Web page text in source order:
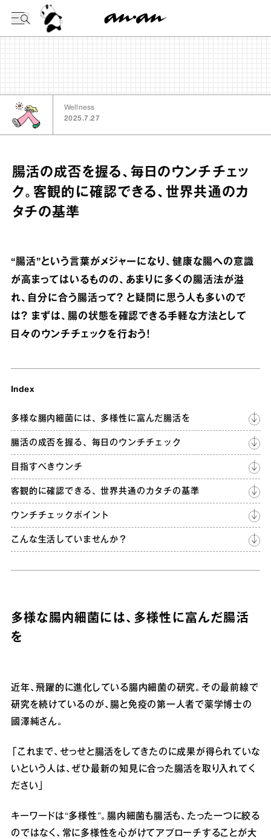
Wellness
2025.7.27
腸活の成否を握る、毎日のウンチチェッ
ク。客観的に確認できる、世界共通のカ
タチの基準
“腸活”という言葉がメジャーになり、健康な腸への意識
が高まってはいるものの、あまりに多くの腸活法が溢
れ、自分に合う腸活って？ と疑問に思う人も多いので
は？ まずは、腸の状態を確認できる手軽な方法として
日々のウンチチェックを行おう！
Index
多様な腸内細菌には、多様性に富んだ腸活を
腸活の成否を握る、毎日のウンチチェック
目指すべきウンチ
客観的に確認できる、世界共通のカタチの基準
ウンチチェックポイント
こんな生活していませんか？
多様な腸内細菌には、多様性に富んだ腸活
を
近年、飛躍的に進化している腸内細菌の研究。その最前線で
研究を続けているのが、腸と免疫の第一人者で薬学博士の
國澤純さん。
「これまで、せっせと腸活をしてきたのに成果が得られていな
いという人は、ぜひ最新の知見に合った腸活を取り入れてく
ださい」
キーワードは“多様性”。腸内細菌も腸活も、たった一つに絞る
のではなく、常に多様性を心がけてアプローチすることが大